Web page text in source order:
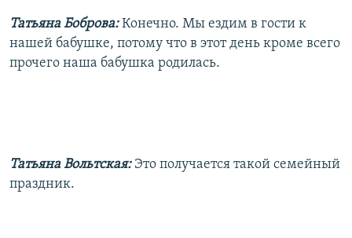
Татьяна Боброва:Конечно. Мы ездим в гости к
нашей бабушке, потому что в этот день кроме всего
прочего наша бабушка родилась.
Татьяна Вольтская: Это получается такой семейный
праздник.